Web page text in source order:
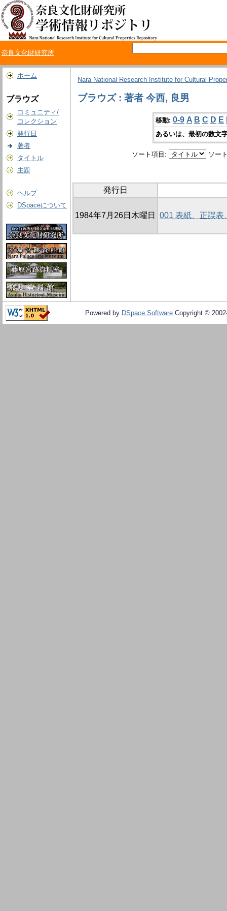
奈良文化財研究所
ホーム
ブラウズ
コミュニティ/
コレクション
発行日
著者
タイトル
主題
ヘルプ
DSpaceについて
Nara National Research Institute for Cultural
ブラウズ : 著者 今西, 良男
移動: 0-9 A B C D E
あるいは、最初の数文
ソート項目: ソー
発行日
1984年7月26日木曜日 001 表紙、正誤表
Powered by DSpace Software Copyright ©